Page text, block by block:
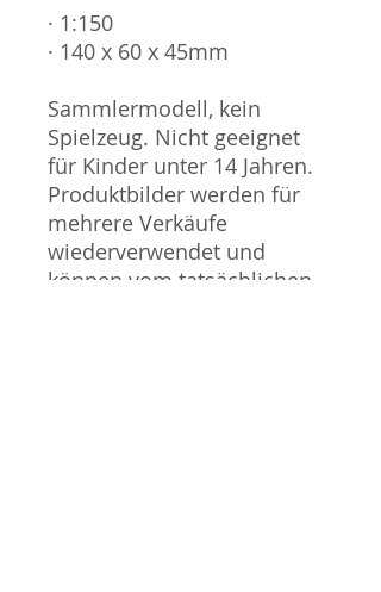
· 1:150
· 140 x 60 x 45mm
Sammlermodell, kein
Spielzeug. Nicht geeignet
für Kinder unter 14 Jahren.
Produktbilder werden für
mehrere Verkäufe
wiederverwendet und
können vom tatsächlichen